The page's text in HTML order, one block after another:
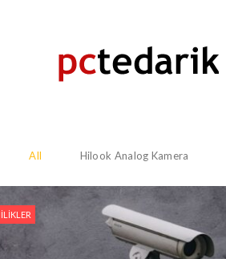
All Hilook Analog Kamera